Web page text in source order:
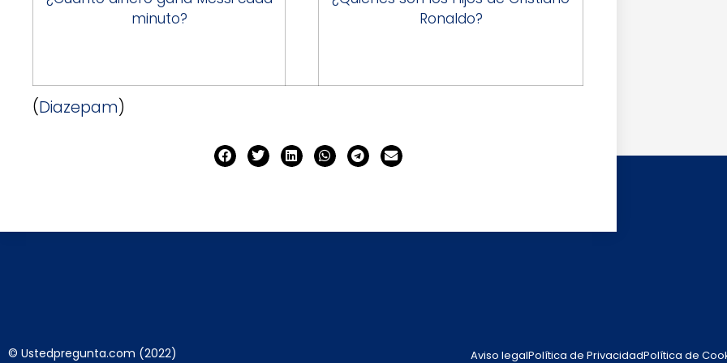
minuto?
Ronaldo?
(Diazepam)
© Ustedpregunta.com (2022) Aviso legalPolítica de PrivacidadPolítica de